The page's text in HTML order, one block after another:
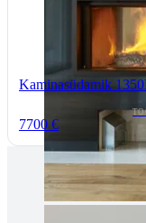
Kaminasüdamik
7700 €